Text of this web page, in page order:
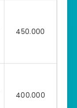
450.000
400.000